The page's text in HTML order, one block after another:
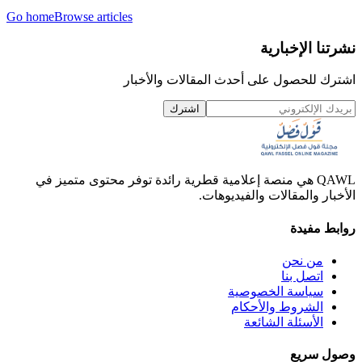
Go homeBrowse articles
نشرتنا الإخبارية
اشترك للحصول على أحدث المقالات والأخبار
اشترك
QAWL هي منصة إعلامية قطرية رائدة توفر محتوى متميز في
الأخبار والمقالات والفيديوهات.
روابط مفيدة
من نحن
اتصل بنا
سياسة الخصوصية
الشروط والأحكام
الأسئلة الشائعة
وصول سريع